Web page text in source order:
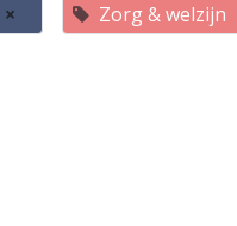
× Zorg & welzijn